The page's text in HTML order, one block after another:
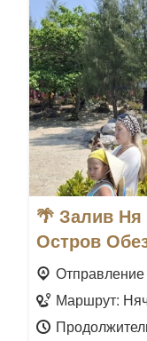
🌴 Залив
Остров
Маршрут: